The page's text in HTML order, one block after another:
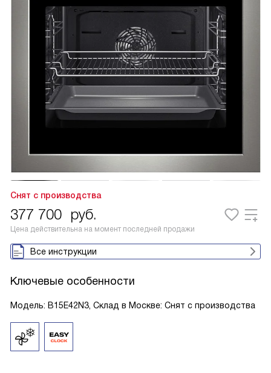
Снят с производства
377 700 руб.
Цена действительна на момент последней продажи
Все инструкции
Ключевые особенности
Модель: B15E42N3, Склад в Москве: Снят с производства